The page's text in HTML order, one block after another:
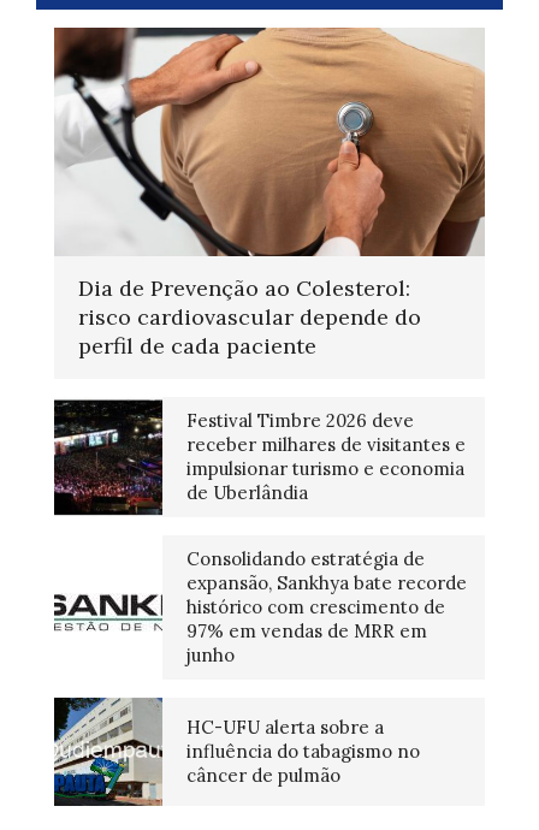
Dia de Prevenção ao Colesterol:
risco cardiovascular depende do
perfil de cada paciente
Festival Timbre 2026 deve
receber milhares de visitantes e
impulsionar turismo e economia
de Uberlândia
Consolidando estratégia de
expansão, Sankhya bate recorde
histórico com crescimento de
97% em vendas de MRR em
junho
HC-UFU alerta sobre a
influência do tabagismo no
câncer de pulmão